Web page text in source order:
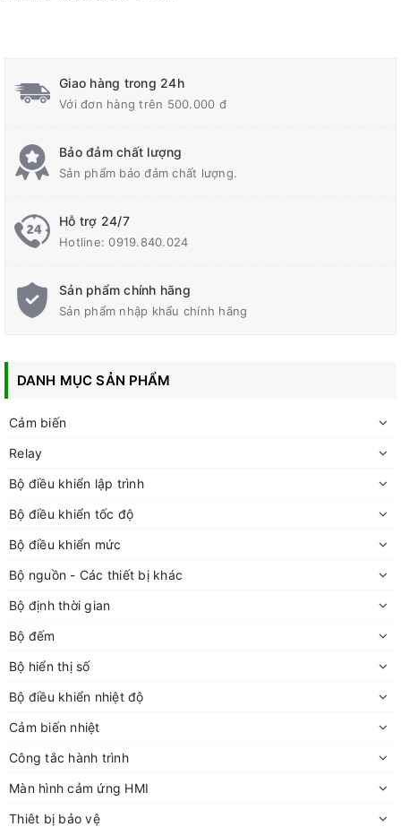
Giao hàng trong 24h
Với đơn hàng trên 500.000 đ
Bảo đảm chất lượng
Sản phẩm bảo đảm chất lượng.
Hỗ trợ 24/7
Hotline:0919.840.024
Sản phẩm chính hãng
Sản phẩm nhập khẩu chính hãng
DANH MỤC SẢN PHẨM
Cảm biến
Relay
Bộ điều khiển lập trình
Bộ điều khiển tốc độ
Bộ điều khiển mức
Bộ nguồn - Các thiết bị khác
Bộ định thời gian
Bộ đếm
Bộ hiển thị số
Bộ điều khiển nhiệt độ
Cảm biến nhiệt
Công tắc hành trình
Màn hình cảm ứng HMI
Thiêt bị bảo vệ